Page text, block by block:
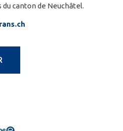
canton de Neuchâtel.